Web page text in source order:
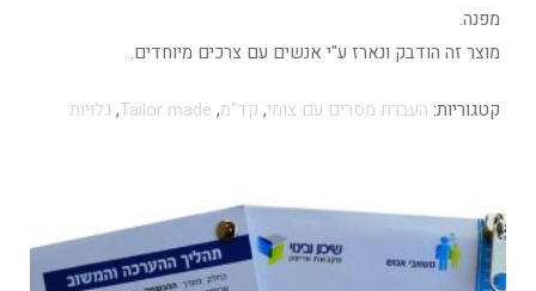
מפנה.
מוצר זה הודבק ונארז ע"י אנשים עם צרכים מיוחדים.
קטגוריות: העברת מסרים עם צומי, קד"מ,
Tailor made
,גלויות